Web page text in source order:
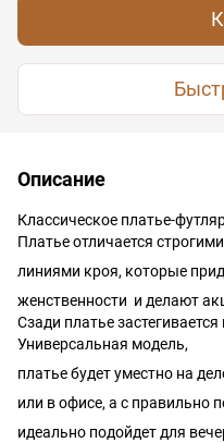
Описание
Классическое платье-
Платье отличается
линиями кроя, которые
женственности и делают
Сзади платье
Универсальная модель,
платье будет уместно на
или в офисе, а с правильно
идеально подойдет для